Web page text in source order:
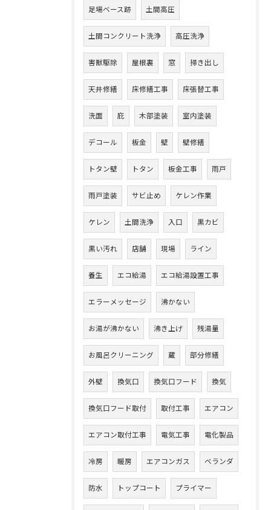
足場ベース跡 土間高圧
土間コンクリート洗浄 高圧洗浄
害獣駆除 屋根裏 窓 掃き出し
天井修繕 床修繕工事 床張替工事
洗面 庇 木部塗装 室内塗装
デコール 板金 壁 壁修繕
トタン壁 トタン 板金工事 雨戸
雨戸塗装 サビ止め ケレン作業
ケレン 土間洗浄 入口 黒カビ
黒い汚れ 店舗 現場 ライン
養生 エコ給湯 エコ給湯設置工事
エラーメッセージ 沸かない
お湯が沸かない 沸き上げ 残湯量
お風呂クリーニング 蔵 部分修繕
外壁 換気口 換気口フード 換気
換気口フード取付 取付工事 エアコン
エアコン取付工事 電気工事 電化製品
冷房 暖房 エアコンガス ベランダ
防水 トップコート プライマー